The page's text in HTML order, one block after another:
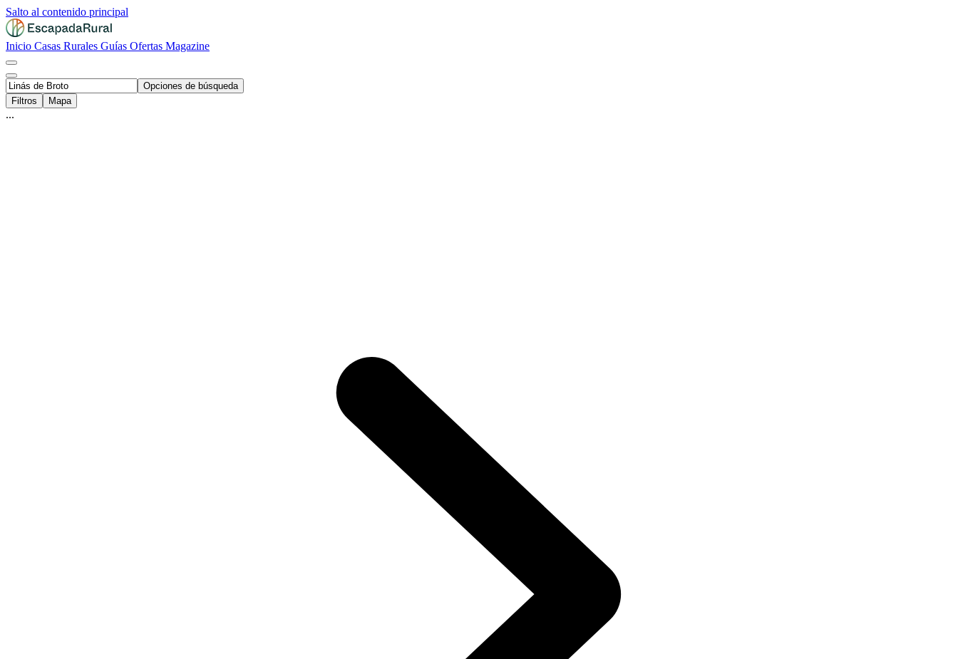
Salto al contenido principal
Inicio Casas Rurales Guías Ofertas Magazine
Opciones de búsqueda
Filtros
Mapa
...